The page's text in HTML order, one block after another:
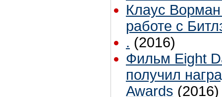
Клаус
работе с
. (2016)
Фильм Eight
получил
Awards (2016)